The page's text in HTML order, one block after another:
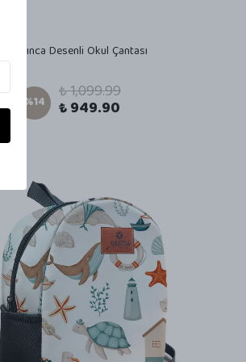
Atlı Karınca Desenli Okul Çantası
%14 ₺ 1,099.99
₺ 949.90